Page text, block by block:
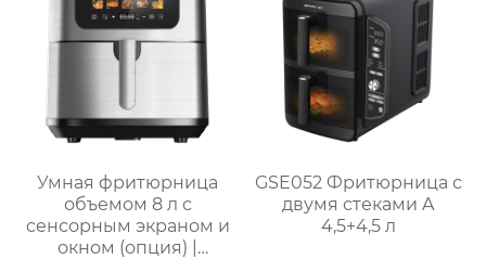
Умная фритюрница
объемом 8 л с
сенсорным экраном и
окном (опция) |
GSE052 Фритюрница с
двумя стеками A
4,5+4,5 л